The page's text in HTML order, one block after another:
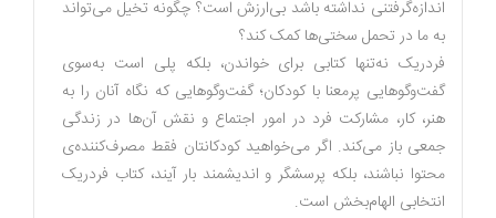
اندازه‌گرفتنی نداشته باشد بی‌ارزش است؟ چگونه تخیل می‌تواند
به ما در تحمل سختی‌ها کمک کند؟
فردریک نه‌تنها کتابی برای خواندن، بلکه پلی است به‌سوی
گفت‌وگوهایی پرمعنا با کودکان؛ گفت‌وگوهایی که نگاه آنان را به
هنر، کار، مشارکت فرد در امور اجتماع و نقش آن‌ها در زندگی
جمعی باز می‌کند. اگر می‌خواهید کودکانتان فقط مصرف‌کننده‌ی
محتوا نباشند، بلکه پرسشگر و اندیشمند بار آیند، کتاب فردریک
انتخابی الهام‌بخش است.